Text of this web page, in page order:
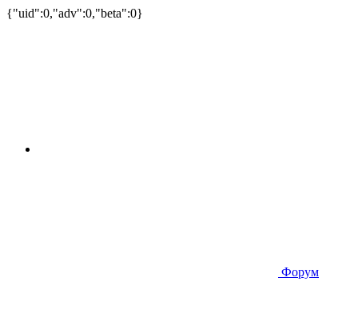
{"uid":0,"adv":0,"beta":0}
Форум